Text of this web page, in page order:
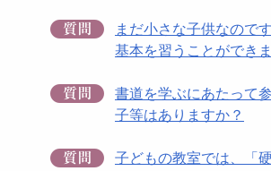
まだ小さな子供なので
基本を習うことができ
書道を学ぶにあたって
子等はありますか？
子どもの教室では、「